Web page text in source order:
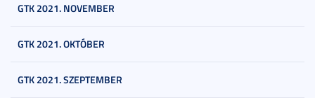
GTK 2021. NOVEMBER
GTK 2021. OKTÓBER
GTK 2021. SZEPTEMBER